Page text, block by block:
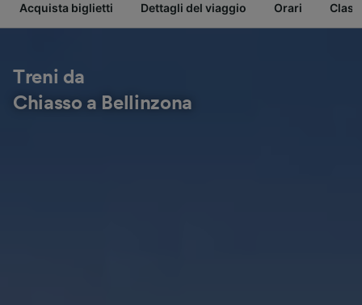
Acquista biglietti Dettagli del viaggio Orari
Treni da
Chiasso a Bellinzona